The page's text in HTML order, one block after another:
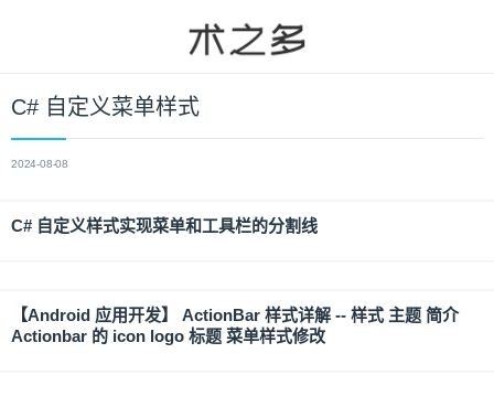
C# 自定义菜单样式
2024-08-08
C# 自定义样式实现菜单和工具栏的分割线
【Android 应用开发】 ActionBar 样式详解 -- 样式 主题 简介
Actionbar 的 icon logo 标题 菜单样式修改